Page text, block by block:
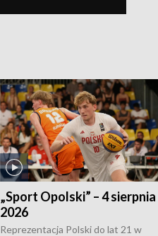
„Sport Opolski” – 4 sierpnia
2026
Reprezentacja Polski do lat 21 w